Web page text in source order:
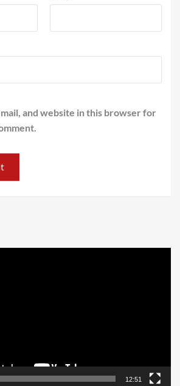
and website in this browser for
12:51